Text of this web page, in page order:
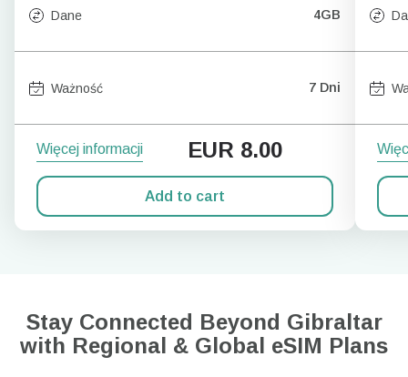
Dane 4GB
Ważność 7 Dni
Więcej informacji EUR 8.00
Add to cart
Stay Connected Beyond Gibraltar
with Regional & Global eSIM Plans